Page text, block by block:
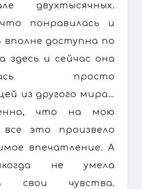
двухтысячных.
понравилась и
вполне доступна по
здесь и сейчас она
просто
из другого мира…
что на мою
это произвело
впечатление. А
не умела
свои чувства.